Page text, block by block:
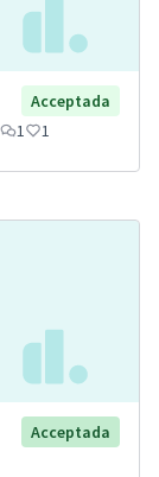
Acceptada
1 1
Acceptada